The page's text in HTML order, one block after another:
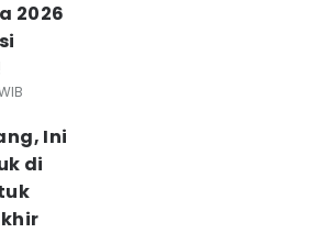
2026
Ini
di